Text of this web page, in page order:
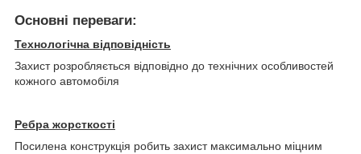
Основні переваги:
Технологічна відповідність
Захист розробляється відповідно до технічних особливостей
кожного автомобіля
Ребра жорсткості
Посилена конструкція робить захист максимально міцним